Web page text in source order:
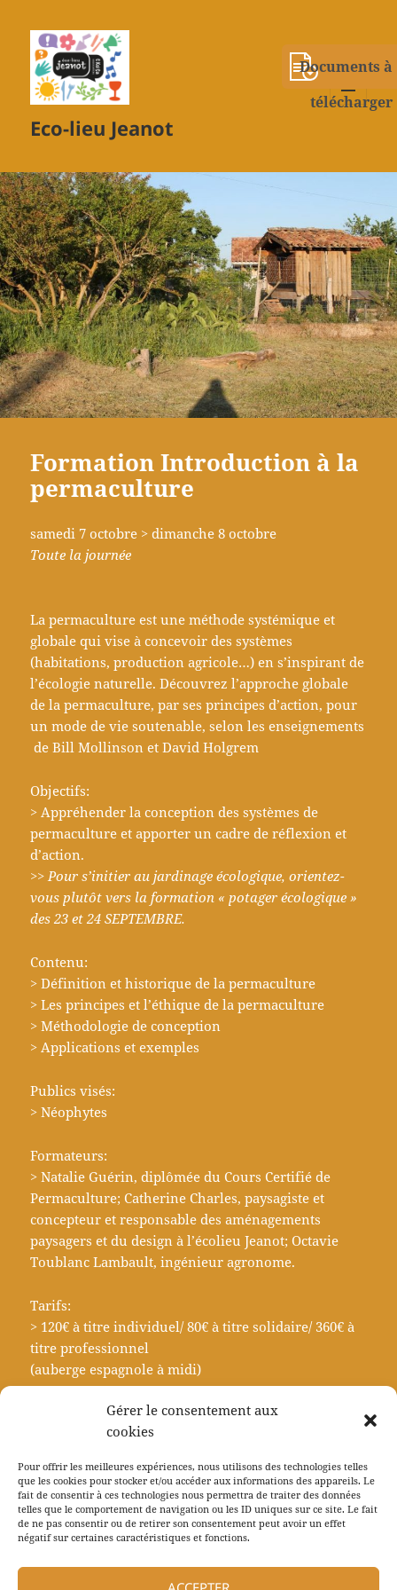
Gérer le consentement aux
cookies
Pour offrir les meilleures expériences, nous utilisons des technologies telles
que les cookies pour stocker et/ou accéder aux informations des appareils. Le
fait de consentir à ces technologies nous permettra de traiter des données
telles que le comportement de navigation ou les ID uniques sur ce site. Le fait
de ne pas consentir ou de retirer son consentement peut avoir un effet
négatif sur certaines caractéristiques et fonctions.
Eco-lieu Jeanot
MENU
Formation Introduction à la
permaculture
samedi 7 octobre > dimanche 8 octobre
Toute la journée
La permaculture est une méthode systémique et
globale qui vise à concevoir des systèmes
(habitations, production agricole…) en s’inspirant de
l’écologie naturelle. Découvrez l’approche globale
de la permaculture, par ses principes d’action, pour
un mode de vie soutenable, selon les enseignements
de Bill Mollinson et David Holgrem
Objectifs:
> Appréhender la conception des systèmes de
permaculture et apporter un cadre de réflexion et
d’action.
>> Pour s’initier au jardinage écologique, orientez-
vous plutôt vers la formation « potager écologique »
des 23 et 24 SEPTEMBRE.
Contenu:
> Définition et historique de la permaculture
> Les principes et l’éthique de la permaculture
> Méthodologie de conception
> Applications et exemples
Publics visés:
> Néophytes
Formateurs:
> Natalie Guérin, diplômée du Cours Certifié de
Permaculture; Catherine Charles, paysagiste et
concepteur et responsable des aménagements
paysagers et du design à l’écolieu Jeanot; Octavie
Toublanc Lambault, ingénieur agronome.
Tarifs:
> 120€ à titre individuel/ 80€ à titre solidaire/ 360€ à
titre professionnel
(auberge espagnole à midi)
contacts: 09.81.98.81.31
animation@jeanot.fr
Navigation
Article
Fermes d’Avenir Tour
Documents à
télécharger